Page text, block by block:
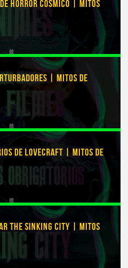
HORROR CÓSMICO | MITOS
| MITOS DE
DE LOVECRAFT | MITOS DE
THE SINKING CITY | MITOS